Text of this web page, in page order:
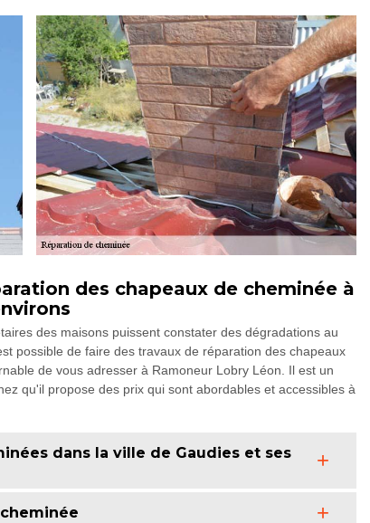
des chapeaux de cheminée à
des maisons puissent constater des dégradations au
possible de faire des travaux de réparation des chapeaux
de vous adresser à Ramoneur Lobry Léon. Il est un
qu'il propose des prix qui sont abordables et accessibles à
dans la ville de Gaudies et ses